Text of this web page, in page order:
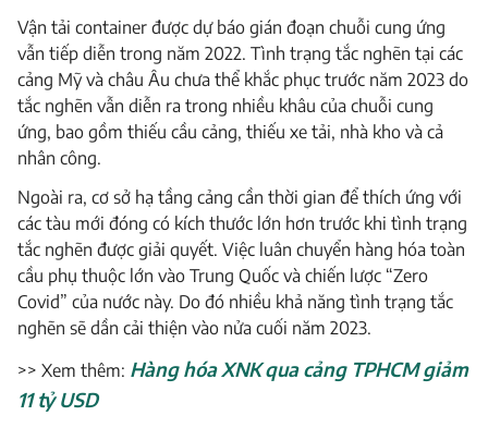
Vận tải container được dự báo gián đoạn chuỗi cung ứng
vẫn tiếp diễn trong năm 2022. Tình trạng tắc nghẽn tại các
cảng Mỹ và châu Âu chưa thể khắc phục trước năm 2023 do
tắc nghẽn vẫn diễn ra trong nhiều khâu của chuỗi cung
ứng, bao gồm thiếu cầu cảng, thiếu xe tải, nhà kho và cả
nhân công.
Ngoài ra, cơ sở hạ tầng cảng cần thời gian để thích ứng với
các tàu mới đóng có kích thước lớn hơn trước khi tình trạng
tắc nghẽn được giải quyết. Việc luân chuyển hàng hóa toàn
cầu phụ thuộc lớn vào Trung Quốc và chiến lược “Zero
Covid” của nước này. Do đó nhiều khả năng tình trạng tắc
nghẽn sẽ dần cải thiện vào nửa cuối năm 2023.
>> Xem thêm: Hàng hóa XNK qua cảng TPHCM giảm
11 tỷ USD